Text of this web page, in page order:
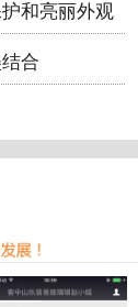
和亮丽外观
合